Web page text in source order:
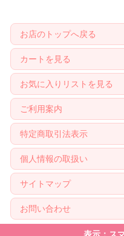
お店のトップへ戻る
カートを見る
お気に入りリストを見る
ご利用案内
特定商取引法表示
個人情報の取扱い
サイトマップ
お問い合わせ